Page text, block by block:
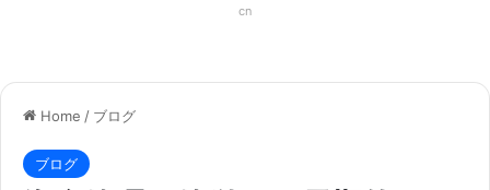
cn
Home / ブログ
ブログ